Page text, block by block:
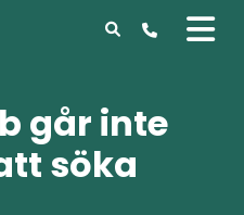
går inte
söka